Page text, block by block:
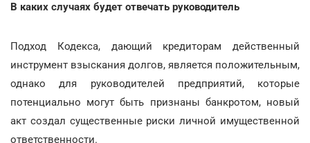
В каких случаях будет отвечать руководитель
Подход Кодекса, дающий кредиторам действенный
инструмент взыскания долгов, является положительным,
однако для руководителей предприятий, которые
потенциально могут быть признаны банкротом, новый
акт создал существенные риски личной имущественной
ответственности.